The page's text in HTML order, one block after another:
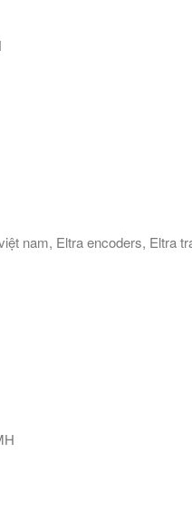
nam, Eltra encoders, Eltra